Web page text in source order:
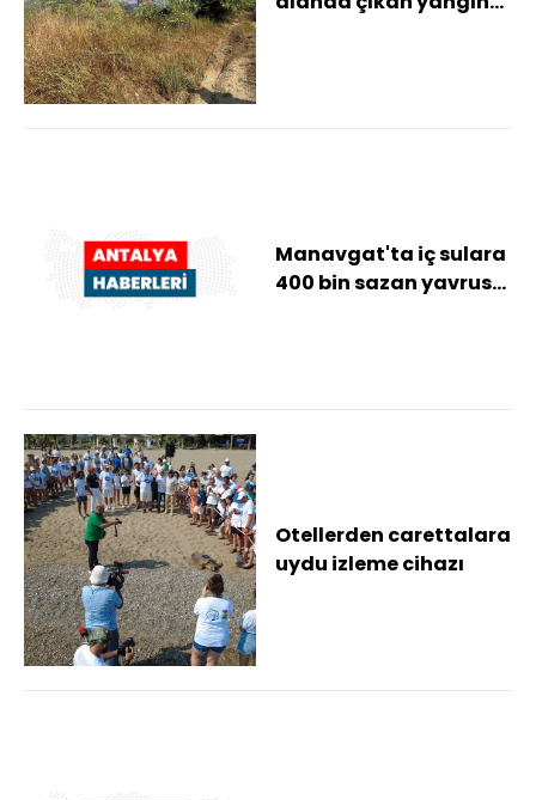
Manavgat'ta iç sulara
400 bin sazan yavrusu
Otellerden carettalara
uydu izleme cihazı